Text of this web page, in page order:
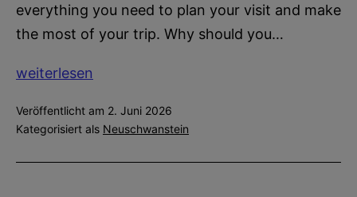
everything you need to plan your visit and make
the most of your trip. Why should you…
Neuschwanstein
Travel
Guide:
Everything
weiterlesen
Veröffentlicht am 2. Juni 2026
Kategorisiert als Neuschwanstein